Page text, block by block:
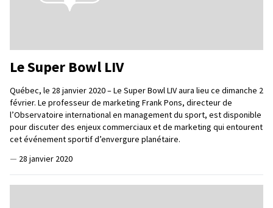
Le Super Bowl LIV
Québec, le 28 janvier 2020 – Le Super Bowl LIV aura lieu ce dimanche 2
février. Le professeur de marketing Frank Pons, directeur de
l’Observatoire international en management du sport, est disponible
pour discuter des enjeux commerciaux et de marketing qui entourent
cet événement sportif d’envergure planétaire.
— 28 janvier 2020